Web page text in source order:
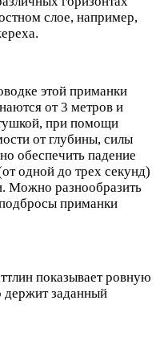
слое, например,
этой приманки
от 3 метров и
при помощи
от глубины, силы
обеспечить падение
одной до трех секунд)
Можно разнообразить
приманки
показывает ровную
держит заданный